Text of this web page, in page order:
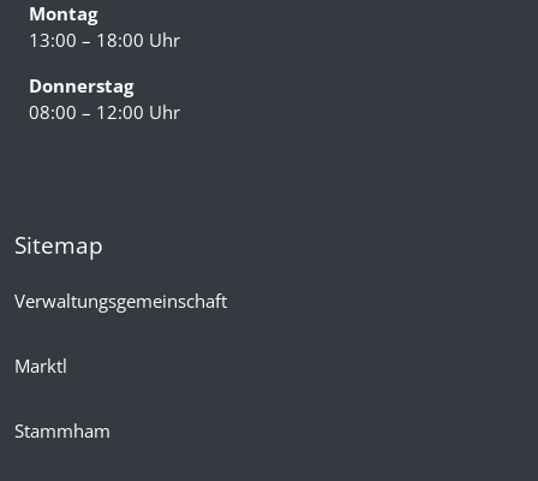
Montag
13:00 – 18:00 Uhr
Donnerstag
08:00 – 12:00 Uhr
Sitemap
Verwaltungsgemeinschaft
Marktl
Stammham